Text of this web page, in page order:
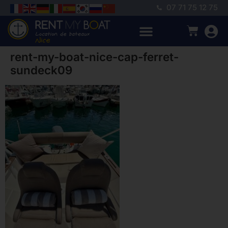
07 71 75 12 75
rent-my-boat-nice-cap-ferret-
sundeck09